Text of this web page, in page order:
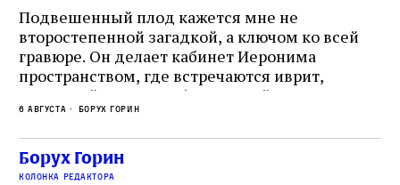
Подвешенный плод кажется мне не
второстепенной загадкой, а ключом ко всей
гравюре. Он делает кабинет Иеронима
пространством, где встречаются иврит,
греческий и латынь; буквальный смысл и
церковная традиция; филологическая
точность и понятность; переводчик,
убеждённый в необходимости исправления, и
читатель, воспринимающий исправление как
6 августа Борух Горин
Борух Горин
колонка редактора